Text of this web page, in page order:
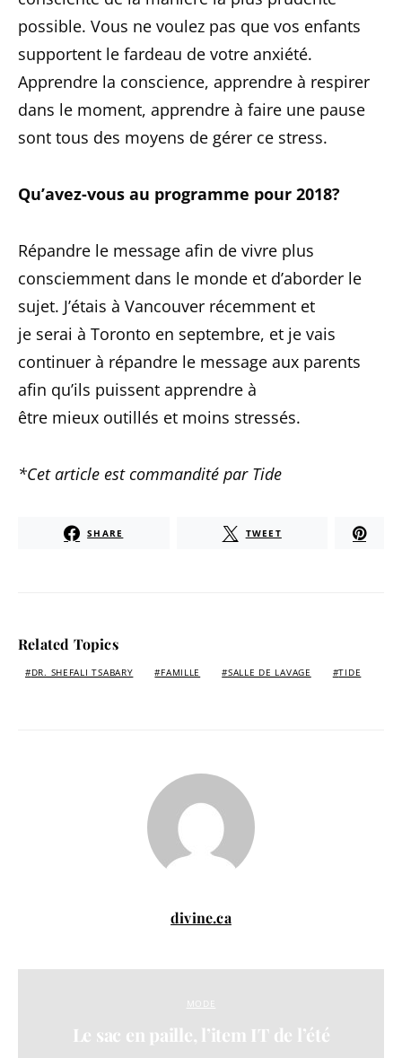
possible. Vous ne voulez pas que vos enfants
supportent le fardeau de votre anxiété.
Apprendre la conscience, apprendre à respirer
dans le moment, apprendre à faire une pause
sont tous des moyens de gérer ce stress.
Qu’avez-vous au programme pour 2018?
Répandre le message afin de vivre plus
consciemment dans le monde et d’aborder le
sujet. J’étais à Vancouver récemment et
je serai à Toronto en septembre, et je vais
continuer à répandre le message aux parents
afin qu’ils puissent apprendre à
être mieux outillés et moins stressés.
*Cet article est commandité par Tide
SHARE TWEET
Related Topics
DR. SHEFALI TSABARY FAMILLE SALLE DE LAVAGE TIDE
divine.ca
MODE
Le sac en paille, l’item IT de l’été